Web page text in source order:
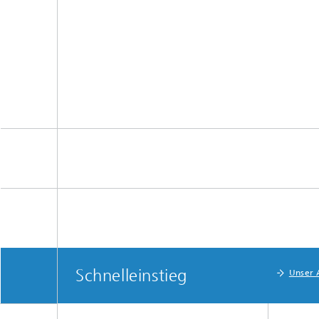
Schnelleinstieg Unser